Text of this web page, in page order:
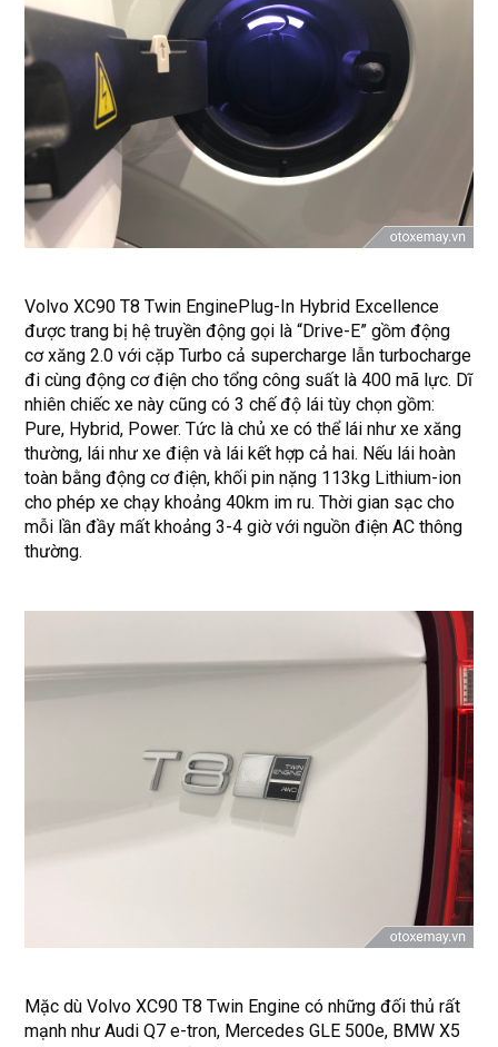
Volvo XC90 T8 Twin EnginePlug-In Hybrid Excellence
được trang bị hệ truyền động gọi là “Drive-E” gồm động
cơ xăng 2.0 với cặp Turbo cả supercharge lẫn turbocharge
đi cùng động cơ điện cho tổng công suất là 400 mã lực. Dĩ
nhiên chiếc xe này cũng có 3 chế độ lái tùy chọn gồm:
Pure, Hybrid, Power. Tức là chủ xe có thể lái như xe xăng
thường, lái nhưxe điện và lái kết hợp cả hai. Nếu lái hoàn
toàn bằng động cơ điện, khối pin nặng 113kg Lithium-ion
cho phép xe chạy khoảng 40km im ru. Thời gian sạc cho
mỗi lần đầy mất khoảng 3-4 giờ với nguồn điện AC thông
thường.
Mặc dù Volvo XC90 T8 Twin Engine có những đối thủ rất
mạnh như Audi Q7 e-tron, Mercedes GLE 500e, BMW X5